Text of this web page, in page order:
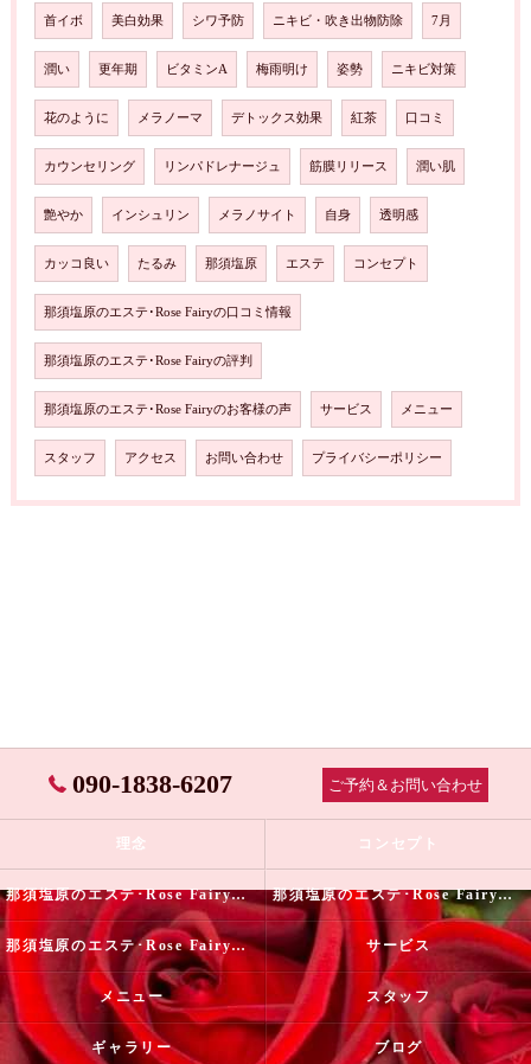
首イボ 美白効果 シワ予防 ニキビ・吹き出物防除 7月
潤い 更年期 ビタミンA 梅雨明け 姿勢 ニキビ対策
花のように メラノーマ デトックス効果 紅茶 口コミ
カウンセリング リンパドレナージュ 筋膜リリース 潤い肌
艶やか インシュリン メラノサイト 自身 透明感
カッコ良い たるみ 那須塩原 エステ コンセプト
那須塩原のエステ･Rose Fairyの口コミ情報
那須塩原のエステ･Rose Fairyの評判
那須塩原のエステ･Rose Fairyのお客様の声 サービス メニュー
スタッフ アクセス お問い合わせ プライバシーポリシー
090-1838-6207 ご予約＆お問い合わせ
理念 コンセプト
那須塩原のエステ･Rose Fairyの口コミ情報 那須塩原のエステ･Rose Fairyの評判
那須塩原のエステ･Rose Fairyのお客様の声 サービス
メニュー スタッフ
ギャラリー ブログ